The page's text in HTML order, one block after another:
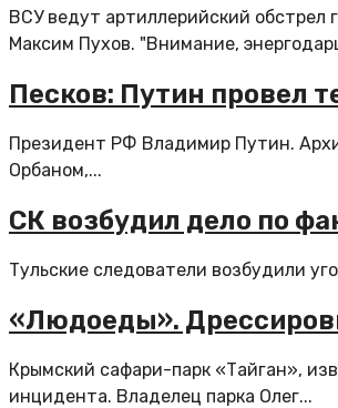
ВСУ ведут артиллерийский обстрел
Максим Пухов. "Внимание,
Песков: Путин провел
Президент РФ Владимир Путин.
Орбаном,...
СК возбудил дело по
Тульские следователи возбудили
«Людоеды».
Крымский сафари-парк «Тайган»,
инцидента. Владелец парка Олег...